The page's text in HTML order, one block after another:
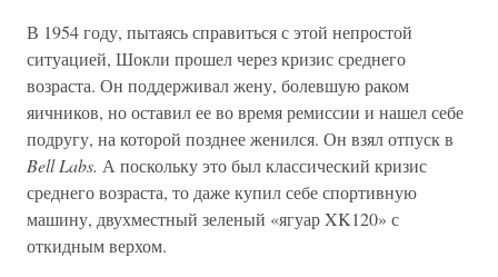
В 1954 году, пытаясь справиться с этой непростой
ситуацией, Шокли прошел через кризис среднего
возраста. Он поддерживал жену, болевшую раком
яичников, но оставил ее во время ремиссии и нашел себе
подругу, на которой позднее женился. Он взял отпуск в
Bell Labs. А поскольку это был классический кризис
среднего возраста, то даже купил себе спортивную
машину, двухместный зеленый «ягуар XK120» с
откидным верхом.